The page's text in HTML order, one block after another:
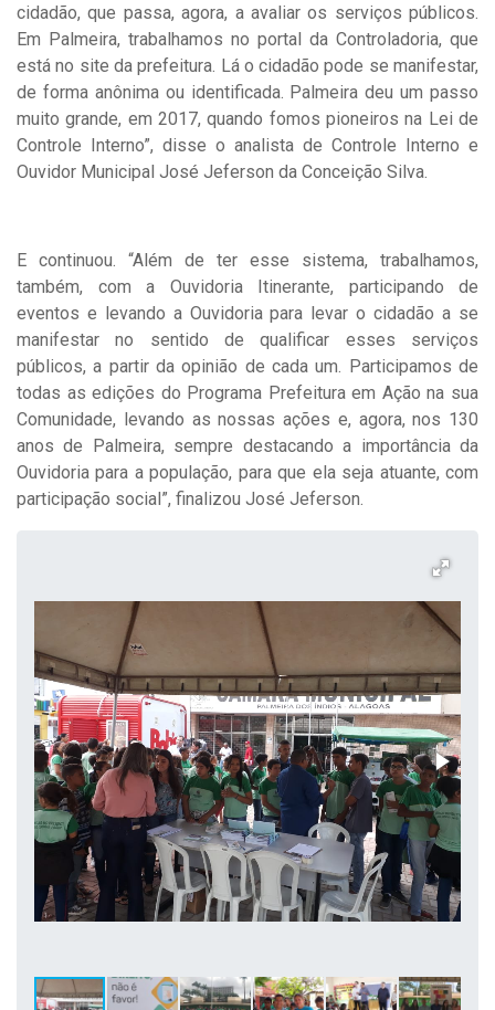
cidadão, que passa, agora, a avaliar os serviços públicos.
Em Palmeira, trabalhamos no portal da Controladoria, que
está no site da prefeitura. Lá o cidadão pode se manifestar,
de forma anônima ou identificada. Palmeira deu um passo
muito grande, em 2017, quando fomos pioneiros na Lei de
Controle Interno”, disse o analista de Controle Interno e
Ouvidor Municipal José Jeferson da Conceição Silva.
E continuou. “Além de ter esse sistema, trabalhamos,
também, com a Ouvidoria Itinerante, participando de
eventos e levando a Ouvidoria para levar o cidadão a se
manifestar no sentido de qualificar esses serviços
públicos, a partir da opinião de cada um. Participamos de
todas as edições do Programa Prefeitura em Ação na sua
Comunidade, levando as nossas ações e, agora, nos 130
anos de Palmeira, sempre destacando a importância da
Ouvidoria para a população, para que ela seja atuante, com
participação social”, finalizou José Jeferson.